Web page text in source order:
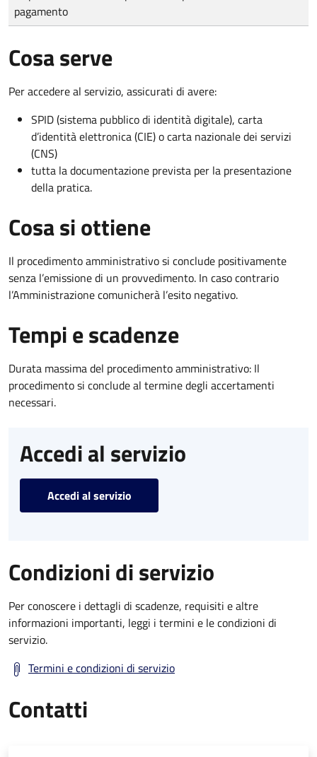
pagamento
Cosa serve
Per accedere al servizio, assicurati di avere:
SPID (sistema pubblico di identità digitale), carta
d’identità elettronica (CIE) o carta nazionale dei servizi
(CNS)
tutta la documentazione prevista per la presentazione
della pratica.
Cosa si ottiene
Il procedimento amministrativo si conclude positivamente
senza l’emissione di un provvedimento. In caso contrario
l’Amministrazione comunicherà l’esito negativo.
Tempi e scadenze
Durata massima del procedimento amministrativo: Il
procedimento si conclude al termine degli accertamenti
necessari.
Accedi al servizio
Accedi al servizio
Condizioni di servizio
Per conoscere i dettagli di scadenze, requisiti e altre
informazioni importanti, leggi i termini e le condizioni di
servizio.
Termini e condizioni di servizio
Contatti